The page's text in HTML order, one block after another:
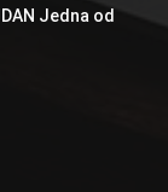
Jedna od